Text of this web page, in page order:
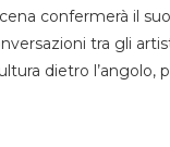
confermerà il
tra gli
dietro